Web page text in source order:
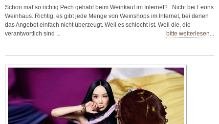
Schon mal so richtig Pech gehabt beim Weinkauf im Internet? Nicht bei Leons
Weinhaus. Richtig, es gibt jede Menge von Weinshops im Internet, bei denen
das Angebot einfach nicht überzeugt. Weil es schlecht ist. Weil die, die
verantwortlich sind ...
bitte weiterlesen...